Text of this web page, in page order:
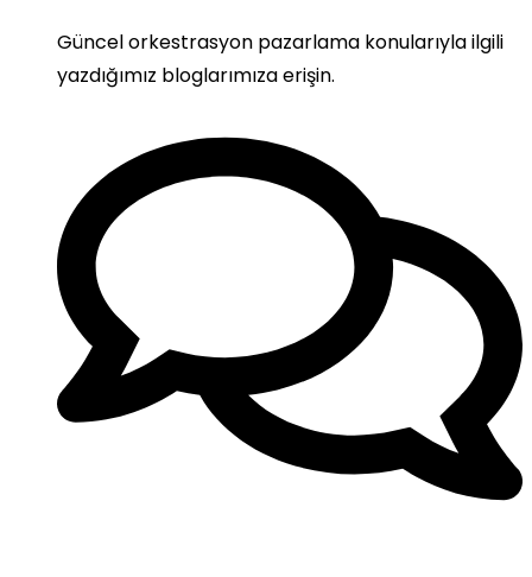
Güncel orkestrasyon pazarlama konularıyla ilgili
yazdığımız bloglarımıza erişin.